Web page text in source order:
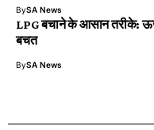
BySA News
LPG बचाने के आसान तरीके:
बचत
BySA News